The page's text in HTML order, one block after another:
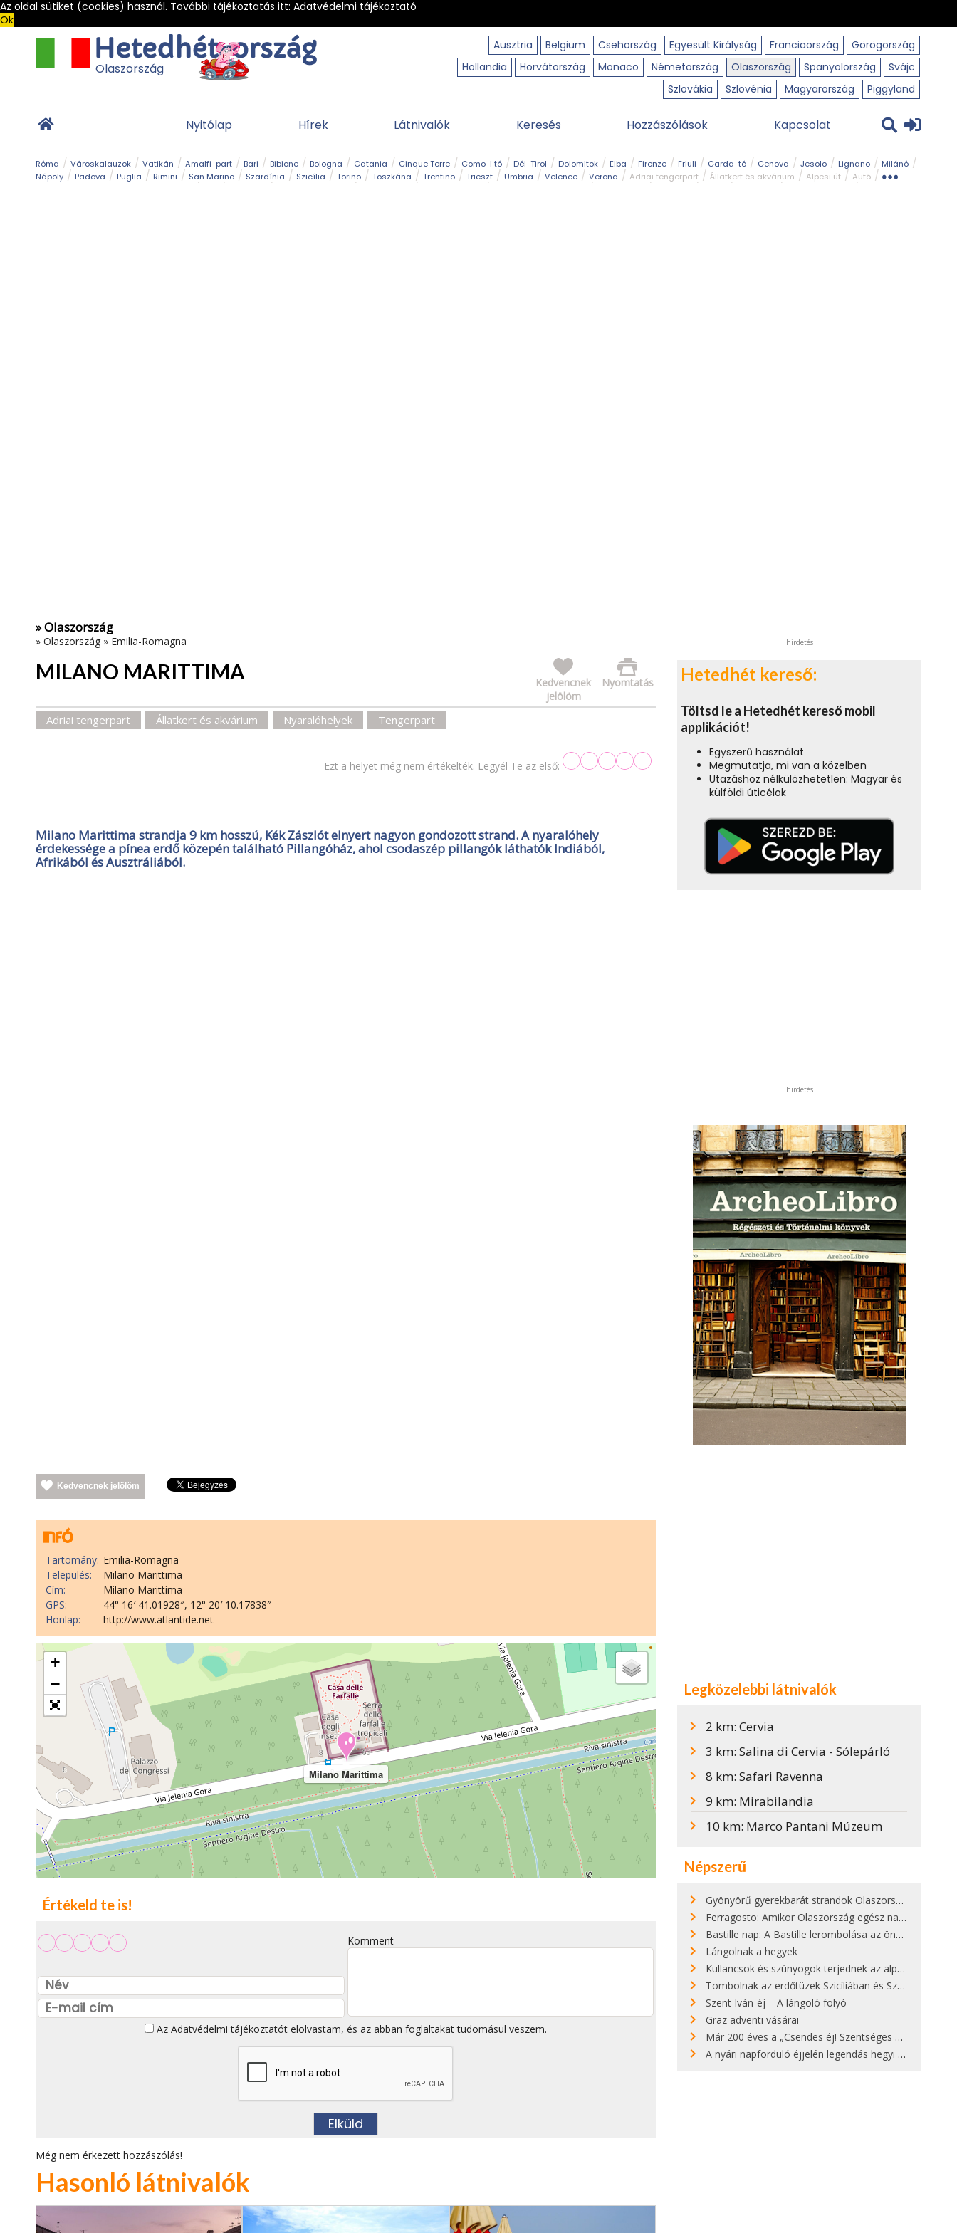
Az oldal sütiket (cookies) használ. További tájékoztatás itt: Adatvédelmi tájékoztató
Ok
Ausztria
Belgium Csehország Egyesült Királyság Franciaország
Görögország
Hollandia
Horvátország Monaco Németország Olaszország Spanyolország
Svájc
Szlovákia
Szlovénia Magyarország Piggyland
Olaszország
Nyitólap Hírek Látnivalók Keresés Hozzászólások Kapcsolat
Róma Városkalauzok Vatikán Amalfi-part Bari Bibione Bologna Catania Cinque Terre Como-i tó Dél-Tirol Dolomitok Elba Firenze Friuli Garda-tó Genova Jesolo Lignano
Milánó
Nápoly
Padova Puglia Rimini San Marino Szardínia Szicília Torino Toszkána Trentino Trieszt Umbria Velence Verona Adriai tengerpart Állatkert és akvárium Alpesi út
Autó
» Olaszország
» Olaszország » Emilia-Romagna
MILANO MARITTIMA Nyomtatás
Kedvencnek
jelölöm
Adriai tengerpart Állatkert és akvárium Nyaralóhelyek Tengerpart
Ezt a helyet még nem értékelték. Legyél Te az első:
Milano Marittima strandja 9 km hosszú, Kék Zászlót elnyert nagyon gondozott strand. A nyaralóhely
érdekessége a pínea erdő közepén található Pillangóház, ahol csodaszép pillangók láthatók Indiából,
Afrikából és Ausztráliából.
Kedvencnek jelölöm
Tartomány: Emilia-Romagna
Település:
Milano Marittima
Cím:
Milano Marittima
GPS:
44° 16′ 41.01928″, 12° 20′ 10.17838″
Honlap:
http://www.atlantide.net
Milano Marittima
+
−
Értékeld te is!
Komment
Az Adatvédelmi tájékoztatót elolvastam, és az abban foglaltakat tudomásul veszem.
Még nem érkezett hozzászólás!
Hasonló látnivalók
hirdetés
Hetedhét kereső:
Töltsd le a Hetedhét kereső mobil
applikációt!
Egyszerű használat
Megmutatja, mi van a közelben
Utazáshoz nélkülözhetetlen: Magyar és
külföldi úticélok
hirdetés
Legközelebbi látnivalók
2 km: Cervia
3 km: Salina di Cervia - Sólepárló
8 km: Safari Ravenna
9 km: Mirabilandia
10 km: Marco Pantani Múzeum
Népszerű
Gyönyörű gyerekbarát strandok Olaszországban - megmutatjuk a 15 legjobbat
Ferragosto: Amikor Olaszország egész nap nyaral
Bastille nap: A Bastille lerombolása az önkényuralom végét jelentette
Lángolnak a hegyek
Kullancsok és szúnyogok terjednek az alpesi legelőkön
Tombolnak az erdőtüzek Szicíliában és Szardínián
Szent Iván-éj – A lángoló folyó
Graz adventi vásárai
Már 200 éves a „Csendes éj! Szentséges éj!”
A nyári napforduló éjjelén legendás hegyi tüzek világítják meg Zugspitzét